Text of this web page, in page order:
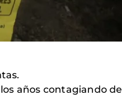
años contagiando de